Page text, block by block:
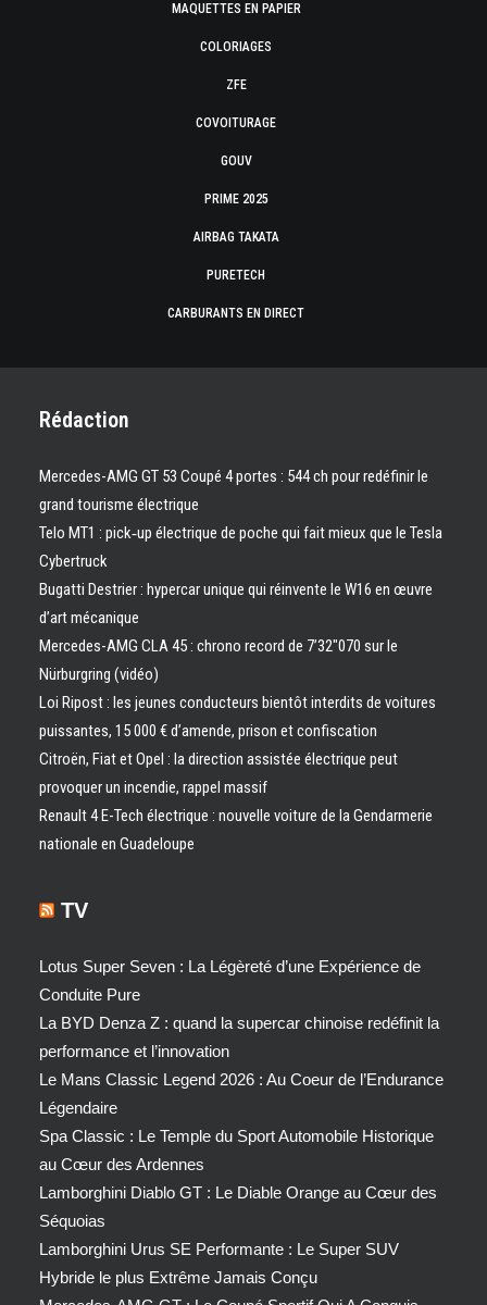
MAQUETTES EN PAPIER
COLORIAGES
ZFE
COVOITURAGE
GOUV
PRIME 2025
AIRBAG TAKATA
PURETECH
CARBURANTS EN DIRECT
Rédaction
Mercedes-AMG GT 53 Coupé 4 portes : 544 ch pour redéfinir le
grand tourisme électrique
Telo MT1 : pick‑up électrique de poche qui fait mieux que le Tesla
Cybertruck
Bugatti Destrier : hypercar unique qui réinvente le W16 en œuvre
d’art mécanique
Mercedes-AMG CLA 45 : chrono record de 7’32″070 sur le
Nürburgring (vidéo)
Loi Ripost : les jeunes conducteurs bientôt interdits de voitures
puissantes, 15 000 € d’amende, prison et confiscation
Citroën, Fiat et Opel : la direction assistée électrique peut
provoquer un incendie, rappel massif
Renault 4 E-Tech électrique : nouvelle voiture de la Gendarmerie
nationale en Guadeloupe
TV
Lotus Super Seven : La Légèreté d’une Expérience de
Conduite Pure
La BYD Denza Z : quand la supercar chinoise redéfinit la
performance et l’innovation
Le Mans Classic Legend 2026 : Au Coeur de l’Endurance
Légendaire
Spa Classic : Le Temple du Sport Automobile Historique
au Cœur des Ardennes
Lamborghini Diablo GT : Le Diable Orange au Cœur des
Séquoias
Lamborghini Urus SE Performante : Le Super SUV
Hybride le plus Extrême Jamais Conçu